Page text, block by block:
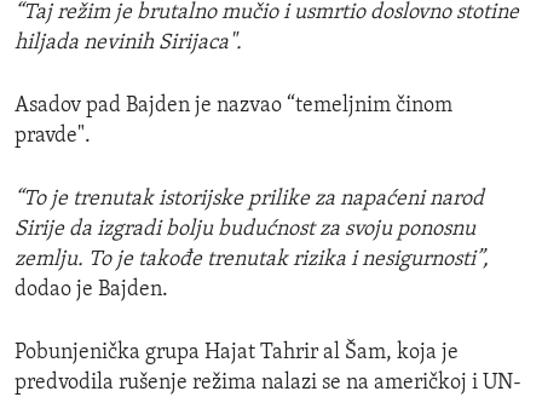
“Taj režim je brutalno mučio i usmrtio doslovno stotine
hiljada nevinih Sirijaca".
Asadov pad Bajden je nazvao “temeljnim činom
pravde".
“To je trenutak istorijske prilike za napaćeni narod
Sirije da izgradi bolju budućnost za svoju ponosnu
zemlju. To je takođe trenutak rizika i nesigurnosti”,
dodao je Bajden.
Pobunjenička grupa Hajat Tahrir al Šam, koja je
predvodila rušenje režima nalazi se na američkoj i UN-